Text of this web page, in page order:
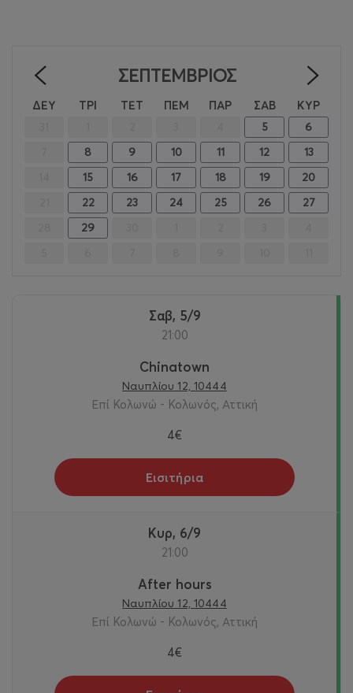
ΣΕΠΤΈΜΒΡΙΟΣ
ΔΕΥ ΤΡΙ ΤΕΤ ΠΕΜ ΠΑΡ ΣΑΒ ΚΥΡ
5
6
8 9 10 11 12
13
15 16 17 18 19
20
22 23 24 25 26
27
29
Σαβ, 5/9
21:00
Chinatown
Ναυπλίου 12, 10444
Επί Κολωνώ - Κολωνός, Αττική
4€
Εισιτήρια
Κυρ, 6/9
21:00
After hours
Ναυπλίου 12, 10444
Επί Κολωνώ - Κολωνός, Αττική
4€